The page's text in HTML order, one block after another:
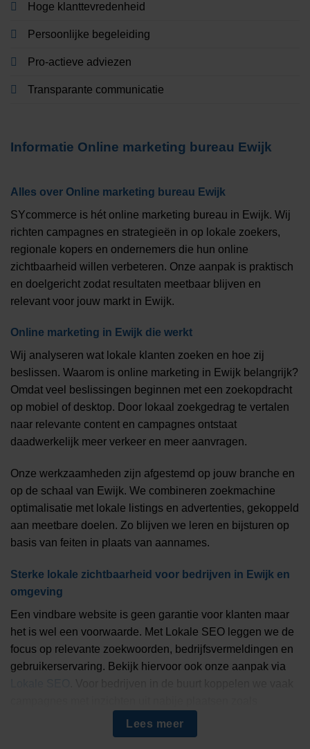
Hoge klanttevredenheid
Persoonlijke begeleiding
Pro-actieve adviezen
Transparante communicatie
Informatie Online marketing bureau Ewijk
Alles over Online marketing bureau Ewijk
SYcommerce is hét online marketing bureau in Ewijk. Wij
richten campagnes en strategieën in op lokale zoekers,
regionale kopers en ondernemers die hun online
zichtbaarheid willen verbeteren. Onze aanpak is praktisch
en doelgericht zodat resultaten meetbaar blijven en
relevant voor jouw markt in Ewijk.
Online marketing in Ewijk die werkt
Wij analyseren wat lokale klanten zoeken en hoe zij
beslissen. Waarom is online marketing in Ewijk belangrijk?
Omdat veel beslissingen beginnen met een zoekopdracht
op mobiel of desktop. Door lokaal zoekgedrag te vertalen
naar relevante content en campagnes ontstaat
daadwerkelijk meer verkeer en meer aanvragen.
Onze werkzaamheden zijn afgestemd op jouw branche en
op de schaal van Ewijk. We combineren zoekmachine
optimalisatie met lokale listings en advertenties, gekoppeld
aan meetbare doelen. Zo blijven we leren en bijsturen op
basis van feiten in plaats van aannames.
Sterke lokale zichtbaarheid voor bedrijven in Ewijk en
omgeving
Een vindbare website is geen garantie voor klanten maar
het is wel een voorwaarde. Met Lokale SEO leggen we de
focus op relevante zoekwoorden, bedrijfsvermeldingen en
gebruikerservaring. Bekijk hiervoor ook onze aanpak via
Lees meer